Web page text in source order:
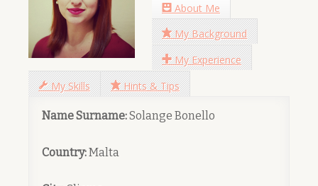
About Me
My Background
My Experience
My Skills
Hints & Tips
Name Surname:Solange Bonello
Country:Malta